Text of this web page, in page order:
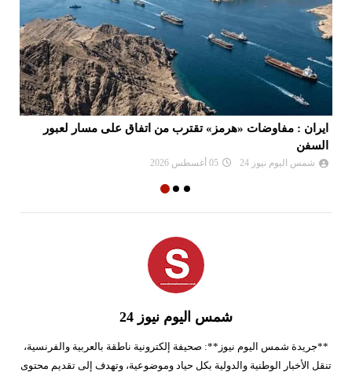
ايران : مفاوضات «هرمز» تقترب من اتفاق على مسار لعبور
السفن
شمس اليوم نيوز 24 05 أغسطس 2026
شمس اليوم نيوز 24
**جريدة شمس اليوم نيوز**: صحيفة إلكترونية ناطقة بالعربية والفرنسية،
تنقل الأخبار الوطنية والدولية بكل حياد وموضوعية، وتهدف إلى تقديم محتوى